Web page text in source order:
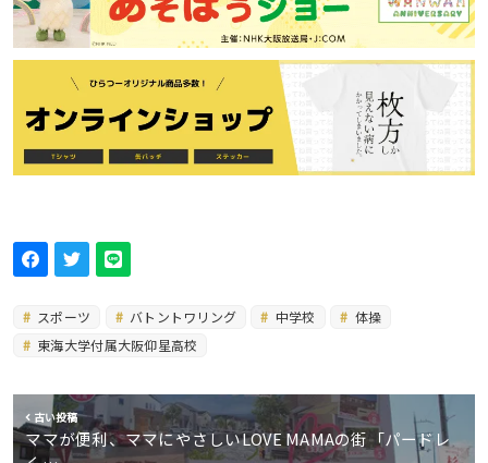
スポーツ バトントワリング 中学校
体操
東海大学付属大阪仰星高校
古い投稿
ママが便利、ママにやさしいLOVE MAMAの街「パードレ